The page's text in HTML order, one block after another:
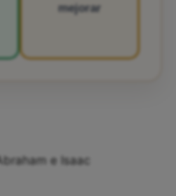
mejorar
e Isaac